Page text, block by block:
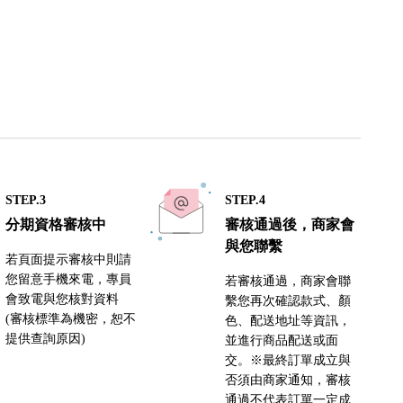
STEP.3
分期資格審核中
若頁面提示審核中則請
您留意手機來電，專員
會致電與您核對資料
(審核標準為機密，恕不
提供查詢原因)
STEP.4
審核通過後，商家會
與您聯繫
若審核通過，商家會聯
繫您再次確認款式、顏
色、配送地址等資訊，
並進行商品配送或面
交。※最終訂單成立與
否須由商家通知，審核
通過不代表訂單一定成